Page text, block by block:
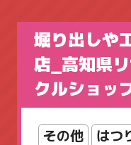
カウンター
シューズボッ
スタッキング
堀り出しや
店_高知県
クルショッ
その他 はつ